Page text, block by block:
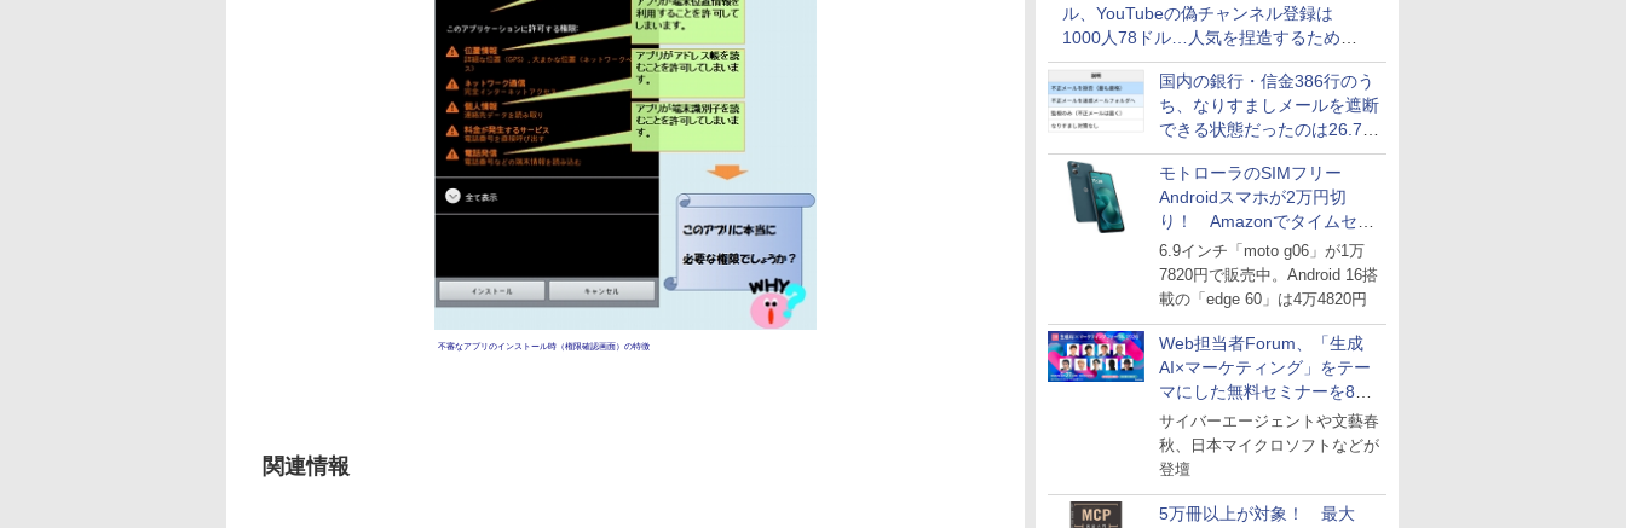
ル、YouTubeの偽チャンネル登録は
1000人78ドル…人気を捏造するための
価格リストが公開中
国内の銀行・信金386行のう
ち、なりすましメールを遮断
できる状態だったのは26.7％
にとどまる～GMOブランド
セキュリティ調査
モトローラのSIMフリー
Androidスマホが2万円切
り！ Amazonでタイムセー
ル
6.9インチ「moto g06」が1万
7820円で販売中。Android 16搭
載の「edge 60」は4万4820円
Web担当者Forum、「生成
AI×マーケティング」をテー
マにした無料セミナーを8月
27日にオンライン開催
サイバーエージェントや文藝春
秋、日本マイクロソフトなどが
登壇
5万冊以上が対象！ 最大
不審なアプリのインストール時（権限確認画面）の特徴
関連情報